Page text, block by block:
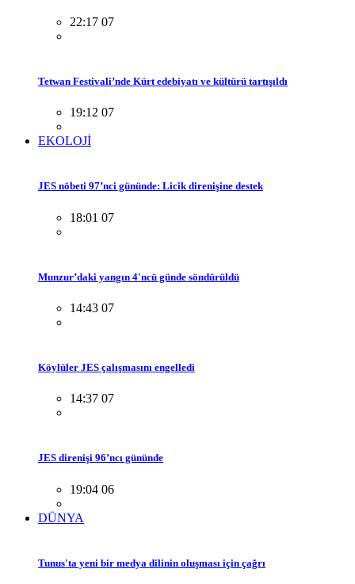
22:17 07
Tetwan Festivali’nde Kürt edebiyatı ve kültürü tartışıldı
19:12 07
EKOLOJİ
JES nöbeti 97’nci gününde: Licik direnişine destek
18:01 07
Munzur’daki yangın 4'ncü günde söndürüldü
14:43 07
Köylüler JES çalışmasını engelledi
14:37 07
JES direnişi 96’ncı gününde
19:04 06
DÜNYA
Tunus'ta yeni bir medya dilinin oluşması için çağrı